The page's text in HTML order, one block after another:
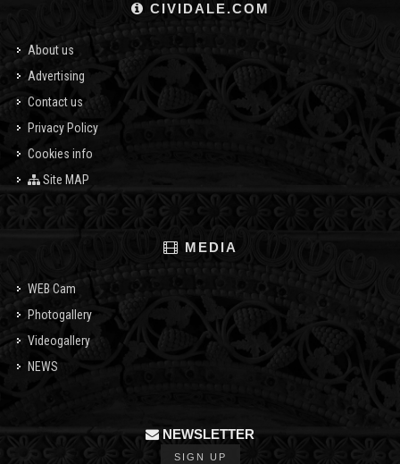
CIVIDALE.COM
About us
Advertising
Contact us
Privacy Policy
Cookies info
Site MAP
MEDIA
WEB Cam
Photogallery
Videogallery
NEWS
NEWSLETTER
SIGN UP